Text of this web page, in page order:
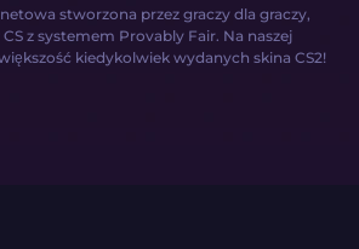
stworzona przez graczy dla graczy,
z systemem Provably Fair. Na naszej
kiedykolwiek wydanych skina CS2!
nie było prostsze: